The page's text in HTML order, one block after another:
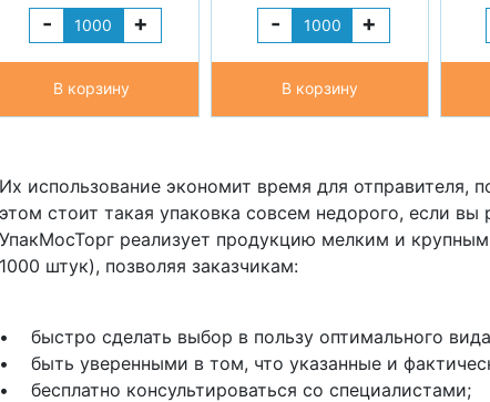
- +
В корзину
- +
В корзину
Их использование экономит время для отправителя,
этом стоит такая упаковка совсем недорого, если
УпакМосТорг реализует продукцию мелким и
1000 штук), позволяя заказчикам:
• быстро сделать выбор в пользу оптимального
• быть уверенными в том, что указанные и
• бесплатно консультироваться со специалистами;